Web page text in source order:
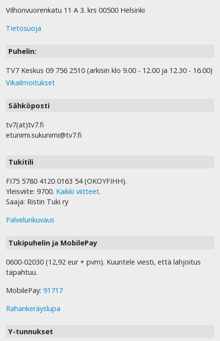
Vilhonvuorenkatu 11 A 3. krs 00500 Helsinki
Tietosuoja
Puhelin:
TV7 Keskus 09 756 2510 (arkisin klo 9.00 - 12.00 ja 12.30 - 16.00)
Vikailmoitukset
Sähköposti
tv7(at)tv7.fi
etunimi.sukunimi@tv7.fi
Tukitili
FI75 5780 4120 0163 54 (OKOYFIHH).
Yleisviite: 9700. Kaikki viitteet.
Saaja: Ristin Tuki ry
Palvelunkuvaus
Tukipuhelin ja MobilePay
0600-02030 (12,92 eur + pvm). Kuuntele viesti, että lahjoitus
tapahtuu.
MobilePay: 91717
Rahankeräyslupa
Y-tunnukset